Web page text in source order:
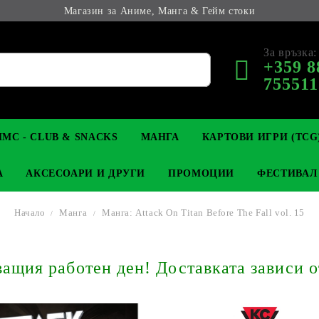
Магазин за Аниме, Манга & Гейм стоки
За връзка:
+359
КОЛЕКЦИОНЕРСКИ
YU-GI-OH! TCG
- CLUB & SNACKS МАНГА
LIGHT NOVEL
КАРТОВИ ИГРИ
MAGIC: THE GATHERING
АНИМЕ ФИГУРКИ
АКСЕСОАРИ И ДРУГИ
КЛЮЧОДЪРЖАТЕЛИ
ПРОМОЦИИ
Начало Манга Манга: Attack On Titan Before The Fall vol. 15
работен ден! Доставката зависи